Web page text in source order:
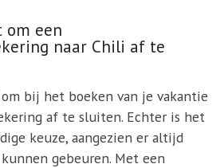
om een
naar Chili af te
bij het boeken van je vakantie
af te sluiten. Echter is het
keuze, aangezien er altijd
gebeuren. Met een